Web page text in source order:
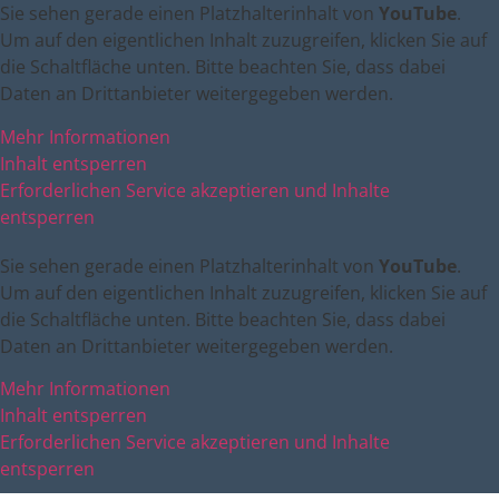
Sie sehen gerade einen Platzhalterinhalt von YouTube.
Um auf den eigentlichen Inhalt zuzugreifen, klicken Sie auf
die Schaltfläche unten. Bitte beachten Sie, dass dabei
Daten an Drittanbieter weitergegeben werden.
Mehr Informationen
Inhalt entsperren
Erforderlichen Service akzeptieren und Inhalte
entsperren
Sie sehen gerade einen Platzhalterinhalt von YouTube.
Um auf den eigentlichen Inhalt zuzugreifen, klicken Sie auf
die Schaltfläche unten. Bitte beachten Sie, dass dabei
Daten an Drittanbieter weitergegeben werden.
Mehr Informationen
Inhalt entsperren
Erforderlichen Service akzeptieren und Inhalte
entsperren